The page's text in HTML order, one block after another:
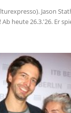
Jason
heute 26.3.'26. Er